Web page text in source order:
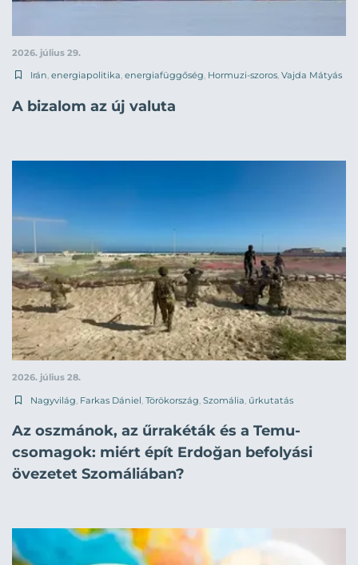
2026. július 29.
Irán, energiapolitika, energiafüggőség, Hormuzi-szoros, Vajda Mátyás
A bizalom az új valuta
2026. július 28.
Nagyvilág Farkas Dániel Törökország Szomália űrkutatás
Az oszmánok, az űrrakéták és a Temu-
csomagok: miért épít Erdoğan befolyási
övezetet Szomáliában?